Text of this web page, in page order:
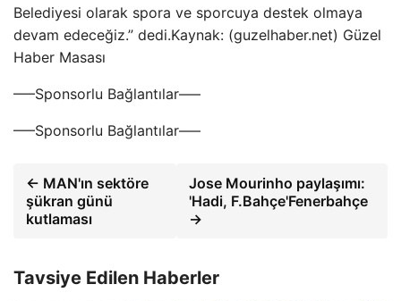
Belediyesi olarak spora ve sporcuya destek olmaya
devam edeceğiz.” dedi.Kaynak: (guzelhaber.net) Güzel
Haber Masası
—–Sponsorlu Bağlantılar—–
—–Sponsorlu Bağlantılar—–
← MAN'ın sektöre
şükran günü
kutlaması
Jose Mourinho paylaşımı:
'Hadi, F.Bahçe'Fenerbahçe
→
Tavsiye Edilen Haberler